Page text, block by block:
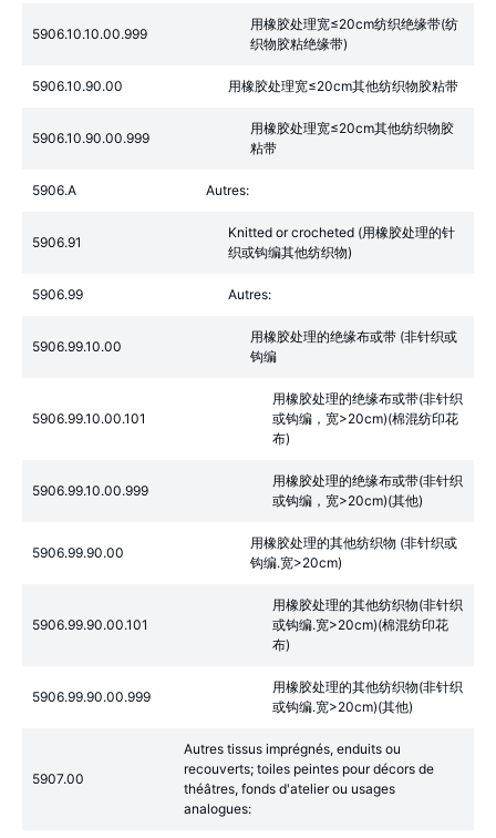
5906.10.10.00.999
用橡胶处理宽≤20cm纺织绝缘带(纺
织物胶粘绝缘带)
5906.10.90.00 用橡胶处理宽≤20cm其他纺织物胶粘带
5906.10.90.00.999
用橡胶处理宽≤20cm其他纺织物胶
粘带
5906.A Autres:
5906.91
Knitted or crocheted (用橡胶处理的针
织或钩编其他纺织物)
5906.99 Autres:
5906.99.10.00
用橡胶处理的绝缘布或带 (非针织或
钩编
5906.99.10.00.101
用橡胶处理的绝缘布或带(非针织
或钩编，宽>20cm)(棉混纺印花
布)
5906.99.10.00.999
用橡胶处理的绝缘布或带(非针织
或钩编，宽>20cm)(其他)
5906.99.90.00
用橡胶处理的其他纺织物 (非针织或
钩编.宽>20cm)
5906.99.90.00.101
用橡胶处理的其他纺织物(非针织
或钩编.宽>20cm)(棉混纺印花
布)
5906.99.90.00.999
用橡胶处理的其他纺织物(非针织
或钩编.宽>20cm)(其他)
5907.00
Autres tissus imprégnés, enduits ou
recouverts; toiles peintes pour décors de
théâtres, fonds d'atelier ou usages
analogues: